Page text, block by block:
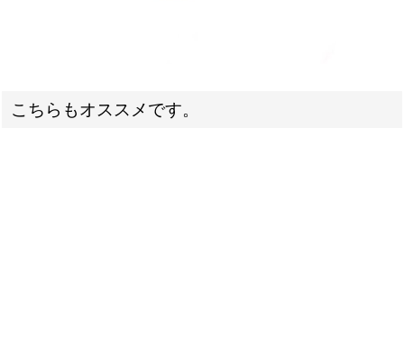
こちらもオススメです。